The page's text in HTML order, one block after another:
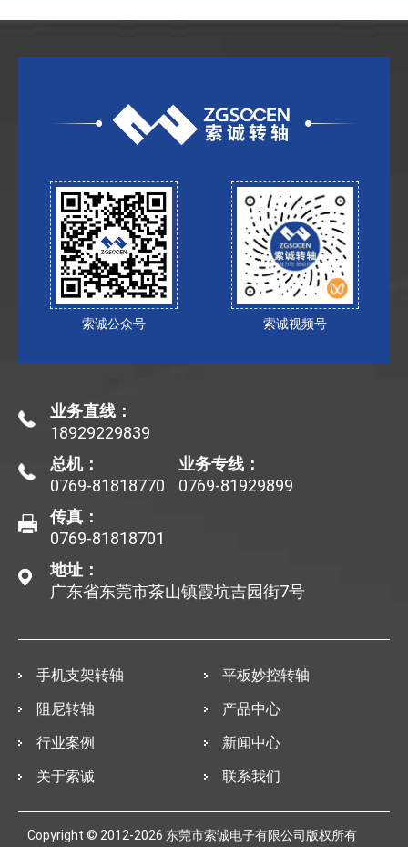
索诚公众号 索诚视频号
业务直线：
18929229839
总机：
0769-81818770
业务专线：
0769-81929899
传真：
0769-81818701
地址：
广东省东莞市茶山镇霞坑吉园街7号
手机支架转轴
平板妙控转轴
阻尼转轴
产品中心
行业案例
新闻中心
关于索诚
联系我们
Copyright © 2012-2026 东莞市索诚电子有限公司版权所有